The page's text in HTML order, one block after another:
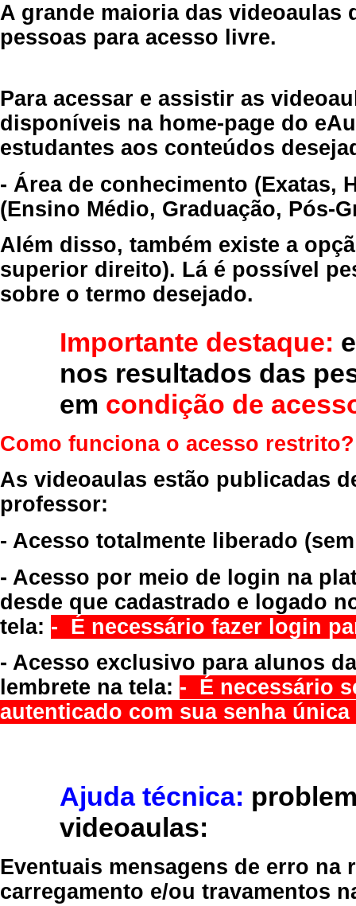
A grande maioria das videoaulas
pessoas para acesso livre.
Para acessar e assistir as
disponíveis na home-page do
estudantes aos conteúdos
- Área de conhecimento (Exatas,
(Ensino Médio, Graduação, Pós-
Além disso, também existe a
superior direito). Lá é possível
sobre o termo desejado.
Importante destaque:
nos resultados das
em condição de
Como funciona o acesso restrito?
As videoaulas estão publicadas
professor:
- Acesso totalmente liberado
- Acesso por meio de login na
desde que cadastrado e logado
tela: - É necessário fazer login
- Acesso exclusivo para alunos
lembrete na tela: - É necessário
autenticado com sua senha
Ajuda técnica:
videoaulas:
Eventuais mensagens de erro
carregamento e/ou travamentos